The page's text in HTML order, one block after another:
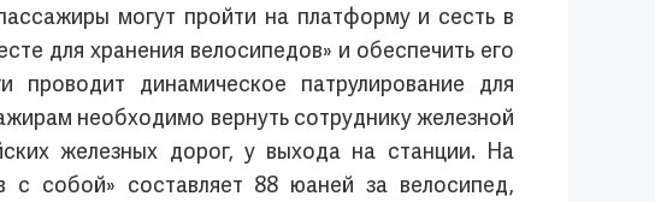
могут пройти на платформу и сесть в
для хранения велосипедов» и обеспечить его
динамическое патрулирование для
необходимо вернуть сотруднику железной
железных дорог, у выхода на станции. На
с собой» составляет 88 юаней за велосипед,